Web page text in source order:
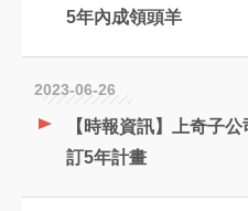
5年內成領頭羊
2023-06-26
【時報資訊】上奇子
訂5年計畫